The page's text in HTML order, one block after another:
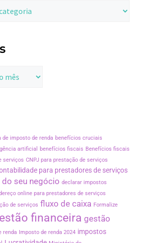
de imposto de renda benefícios cruciais
artificial
benefícios fiscais Benefícios fiscais
serviços CNPJ para prestação de serviços
para prestadores de serviços
seu negócio declarar impostos
online para prestadores de serviços
de serviços fluxo de caixa Formalize
financeira gestão
renda Imposto de renda 2024 impostos